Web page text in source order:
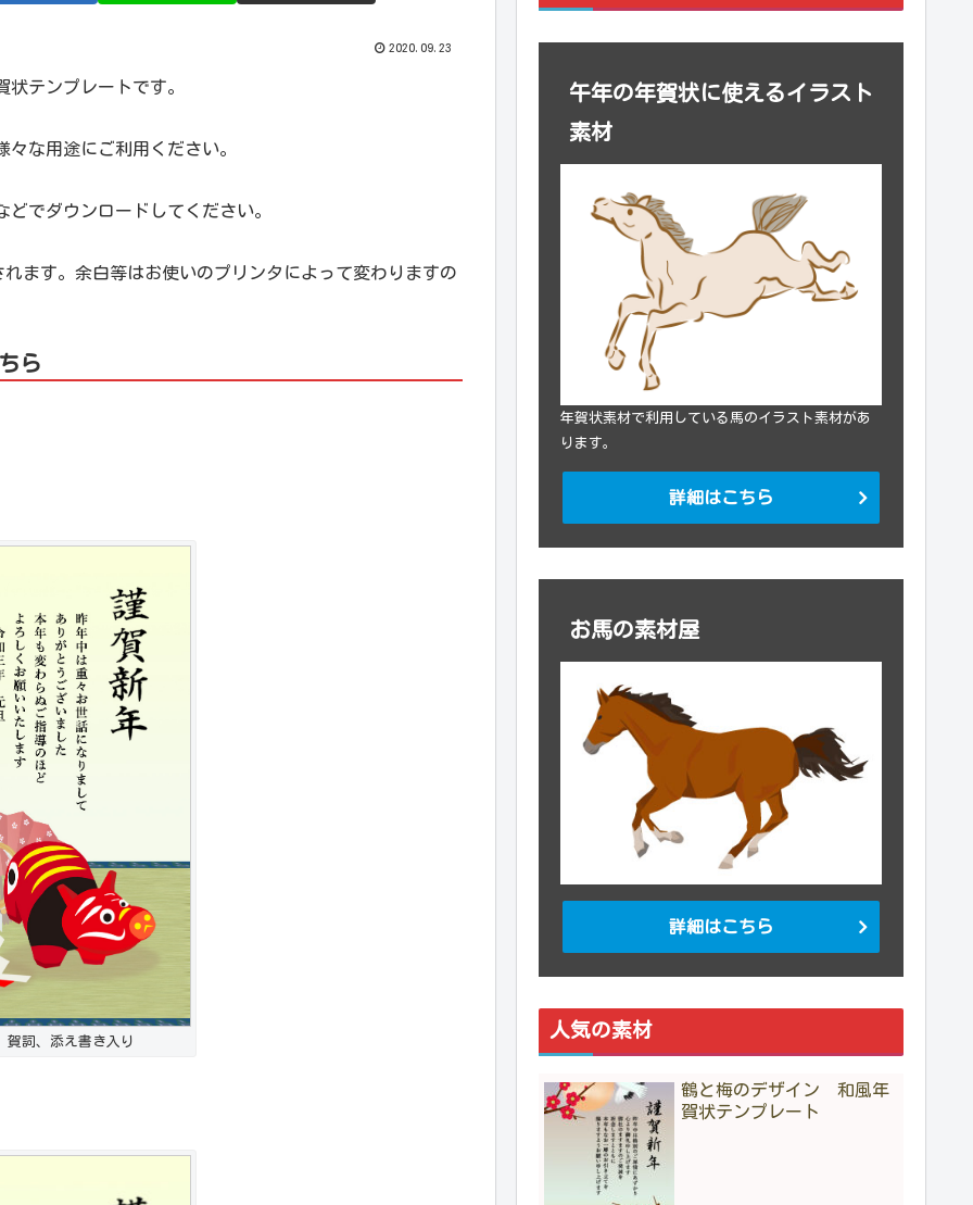
2020.09.23
テンプレートです。
な用途にご利用ください。
でダウンロードしてください。
ます。余白等はお使いのプリンタによって変わりますの
ら
詞、添え書き入り
午年の年賀状に使えるイラスト
素材
年賀状素材で利用している馬のイラスト素材があ
ります。
詳細はこちら
お馬の素材屋
詳細はこちら
人気の素材
鶴と梅のデザイン 和風年
賀状テンプレート